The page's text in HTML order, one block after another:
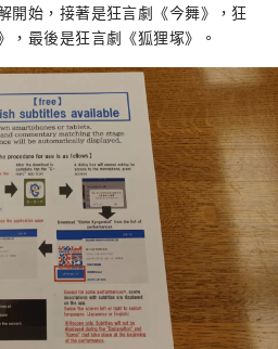
開始，接著是狂言劇《今舞》，狂
，最後是狂言劇《狐狸塚》。